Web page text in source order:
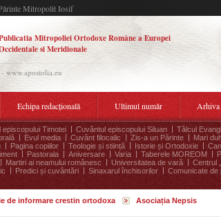
Mitropolit Iosif
Mitropoliei Ortodoxe Române a Europei
si Meridionale
www.apostolia.eu
Echipa redacțională Ultimul număr Arhiva
episcopului Timotei Cuvântul episcopului Siluan Tâlcul
Evul media Cuvânt filocalic Zis-a un Părinte Mari
Pagina copiilor Teologie și stiință Istorie și Ortodoxie
Pastorala Aniversare Varia Taberele MOREOM
Martiri ai neamului românesc Universitatea de vară Centrul
Predici și cuvântări Sinaxarul închisorilor Comunicate de
de informare crestin ortodoxa Asociația Nepsis